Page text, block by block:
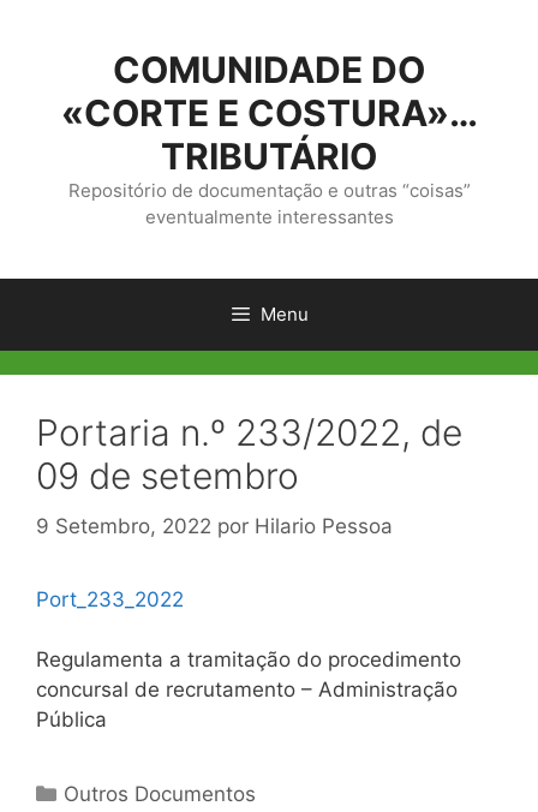
conteúdo
COMUNIDADE DO
«CORTE E COSTURA»…
TRIBUTÁRIO
Repositório de documentação e outras “coisas”
eventualmente interessantes
Menu
Portaria n.º 233/2022, de
09 de setembro
9 Setembro, 2022 por Hilario Pessoa
Port_233_2022
Regulamenta a tramitação do procedimento
concursal de recrutamento – Administração
Pública
Categorias
Outros Documentos